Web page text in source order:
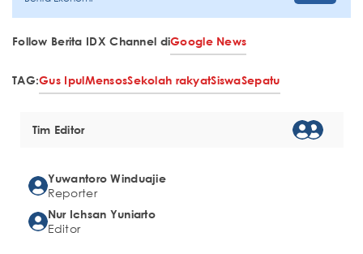
Follow Berita IDX Channel diGoogle News
TAG:Gus IpulMensosSekolah rakyatSiswaSepatu
Tim Editor
Yuwantoro Winduajie
Reporter
Nur Ichsan Yuniarto
Editor